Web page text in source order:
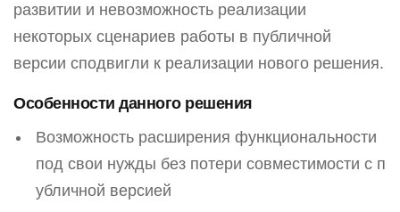
развитии и невозможность реализации
некоторых сценариев работы в публичной
версии сподвигли к реализации нового решения.
Особенности данного решения
Возможность расширения функциональности
под свои нужды без потери совместимости с п
убличной версией